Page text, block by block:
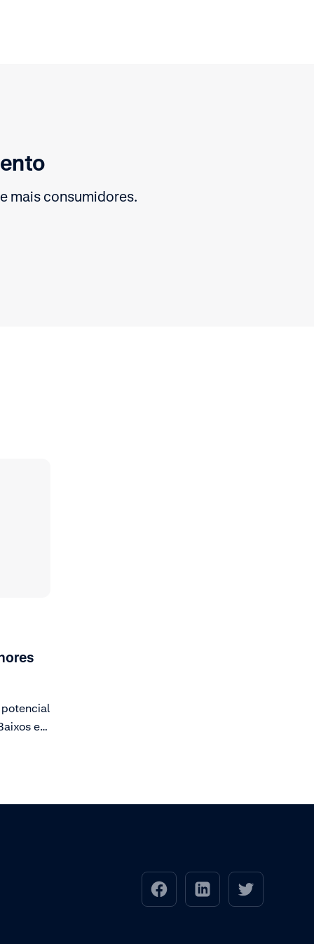
mais consumidores.
e